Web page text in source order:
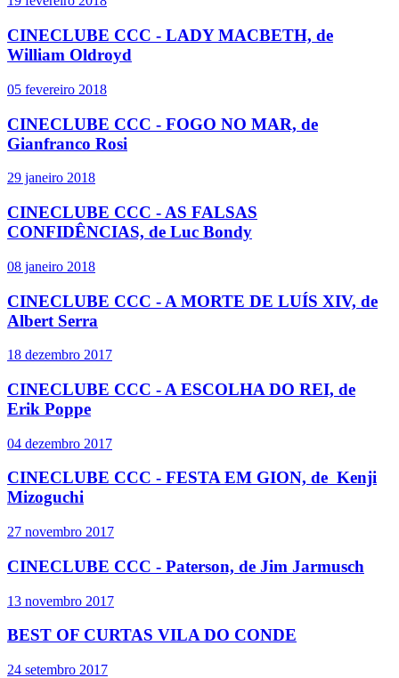
CINECLUBE CCC - LADY MACBETH, de
William Oldroyd
05 fevereiro 2018
CINECLUBE CCC - FOGO NO MAR, de
Gianfranco Rosi
29 janeiro 2018
CINECLUBE CCC - AS FALSAS
CONFIDÊNCIAS, de Luc Bondy
08 janeiro 2018
CINECLUBE CCC - A MORTE DE LUÍS XIV, de
Albert Serra
18 dezembro 2017
CINECLUBE CCC - A ESCOLHA DO REI, de
Erik Poppe
04 dezembro 2017
CINECLUBE CCC - FESTA EM GION, de Kenji
Mizoguchi
27 novembro 2017
CINECLUBE CCC - Paterson, de Jim Jarmusch
13 novembro 2017
BEST OF CURTAS VILA DO CONDE
24 setembro 2017